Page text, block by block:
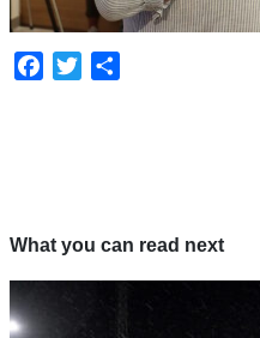
Facebook
Twitter
What you can read next